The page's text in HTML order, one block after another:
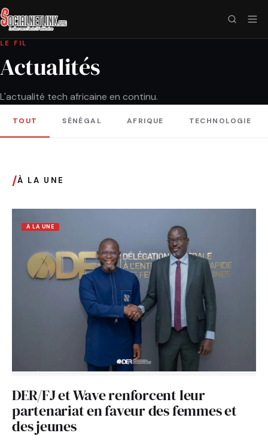
LE FIL
Actualités
L'actualité tech africaine en continu.
TOUT SÉNÉGAL AFRIQUE TECHNOLOGIE
/À LA UNE
A LA UNE
DER/FJ et Wave renforcent leur
partenariat en faveur des femmes et
des jeunes